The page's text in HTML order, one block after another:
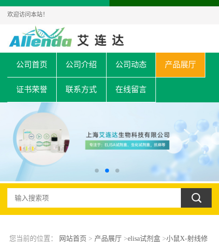
欢迎访问本站！
公司首页 公司介绍 公司动态 产品展厅
证书荣誉 联系方式 在线留言
您当前的位置： 网站首页 > 产品展厅 >elisa试剂盒>小鼠X-射线修